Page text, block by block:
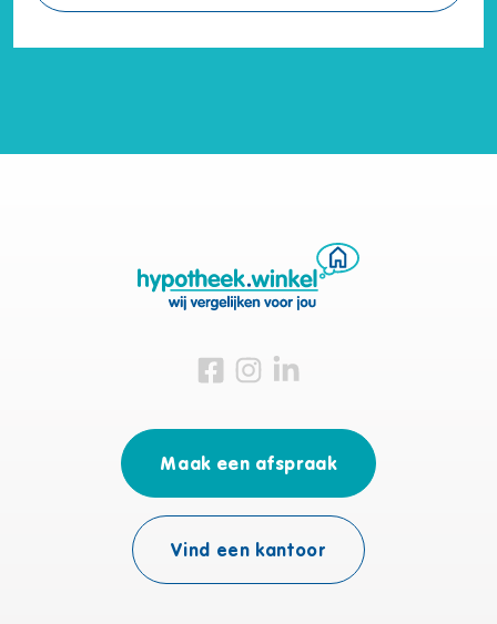
Bezoek ons op Facebook
Bezoek ons op Instagram
Bezoek ons op Linkedin
Maak een afspraak
Vind een kantoor